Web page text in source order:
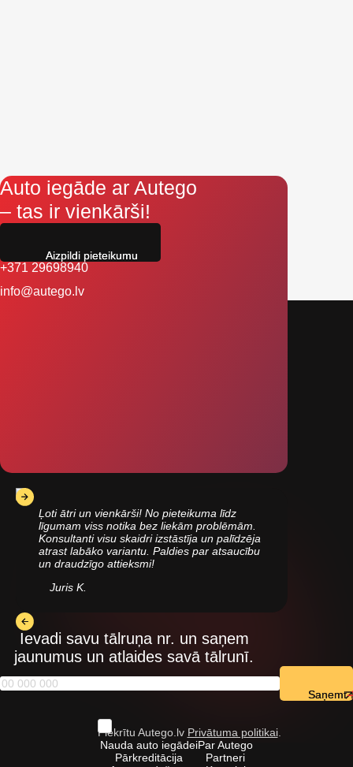
Auto iegāde ar Autego
– tas ir vienkārši!
+371 29698940
info@autego.lv
Ļoti ātri un vienkārši! No pieteikuma līdz
līgumam viss notika bez liekām problēmām.
Konsultanti visu skaidri izstāstīja un palīdzēja
atrast labāko variantu. Paldies par atsaucību
un draudzīgo attieksmi!
Juris K.
Ievadi savu tālruņa nr. un saņem
jaunumus un atlaides savā tālrunī.
Piekrītu Autego.lv Privātuma politikai.
Nauda auto iegādei
Pārkreditācija
Par Autego
Partneri